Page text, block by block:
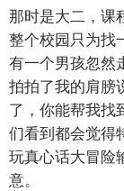
那时是大二，课
整个校园只为找
有一个男孩忽然
拍拍了我的肩膀
了，你能帮我找
们看到都会觉得
玩真心话大冒险
意。